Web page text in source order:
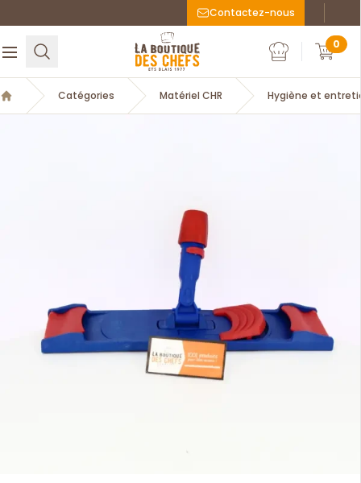
Contactez-nous
Ouvrir le menuRechercher
La Boutique des chefs
Mon compte
Mon
0
Accueil
Catégories Matériel CHR Hygiène et